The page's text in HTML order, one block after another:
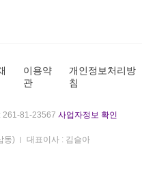
이용약
관
개인정보처리방
침
261-81-23567 사업자정보 확인
동)
대표이사 : 김슬아